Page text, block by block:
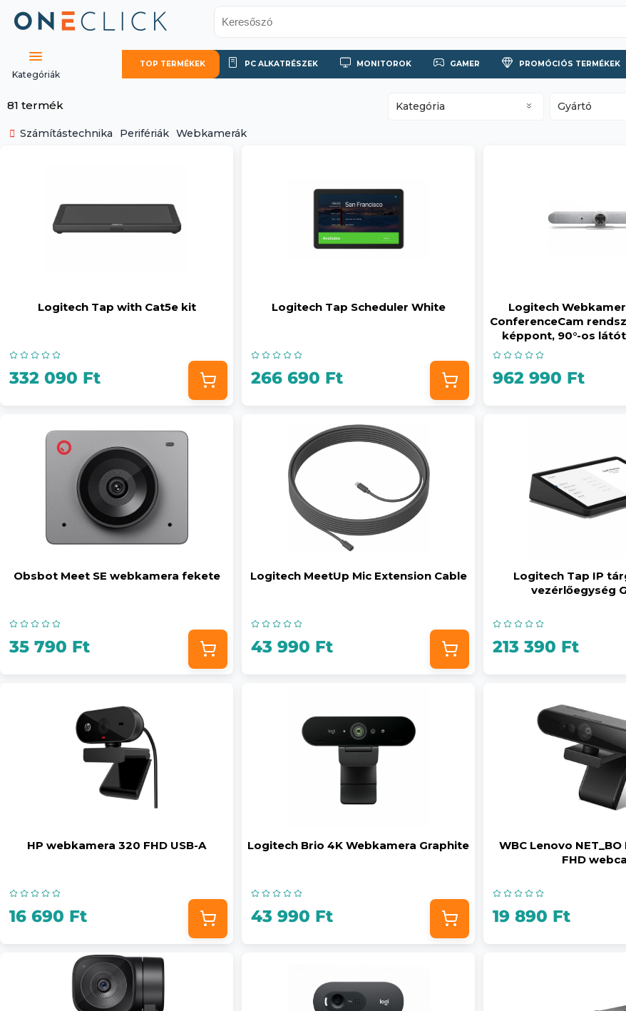
Kategóriák
TOP TERMÉKEK PC ALKATRÉSZEK MONITOROK GAMER PROMÓCIÓS TERMÉKEK
81 termék Kategória Gyártó
Számítástechnika Perifériák Webkamerák
Logitech Tap with Cat5e kit
332 090 Ft
Logitech Tap Scheduler White
266 690 Ft
Logitech
ConferenceCam
képpont, 90°-os
962 990 Ft
Obsbot Meet SE webkamera fekete
35 790 Ft
Logitech MeetUp Mic Extension Cable
43 990 Ft
Logitech Tap IP
vezérlőegység
213 390 Ft
HP webkamera 320 FHD USB-A
16 690 Ft
Logitech Brio 4K Webkamera Graphite
43 990 Ft
WBC Lenovo
FHD
19 890 Ft